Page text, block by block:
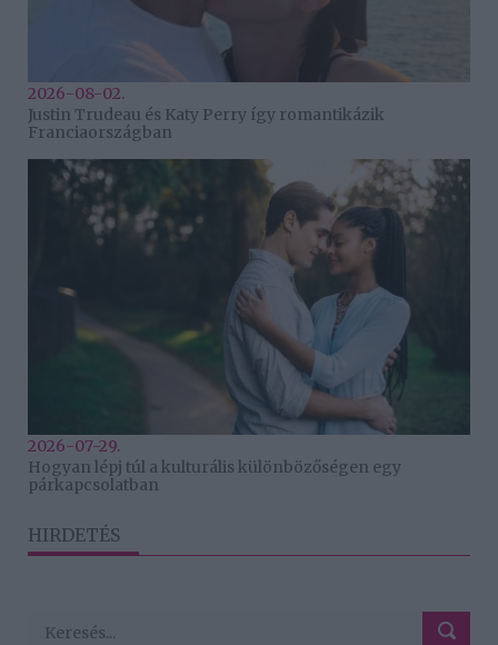
2026-08-02.
Justin Trudeau és Katy Perry így romantikázik
Franciaországban
2026-07-29.
Hogyan lépj túl a kulturális különbözőségen egy
párkapcsolatban
HIRDETÉS